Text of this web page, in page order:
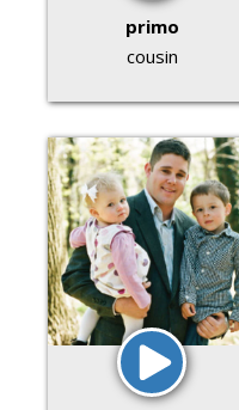
primo
cousin